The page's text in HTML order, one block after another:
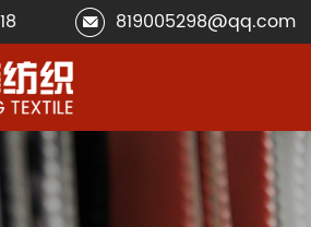
819005298@qq.com